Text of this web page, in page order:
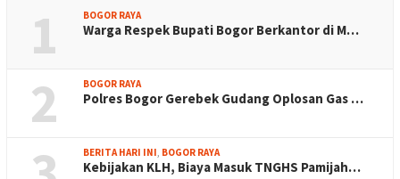
1 BOGOR RAYA
Warga Respek Bupati Bogor Berkantor di M…
2 BOGOR RAYA
Polres Bogor Gerebek Gudang Oplosan Gas …
BERITA HARI INI, BOGOR RAYA
Kebijakan KLH, Biaya Masuk TNGHS Pamijah…